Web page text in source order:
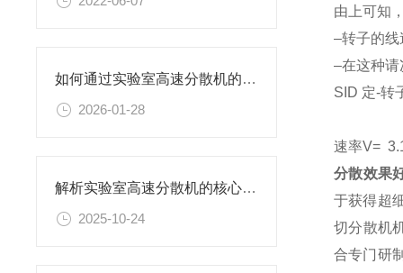
如何通过实验室高速分散机的工艺参数优化提升产品分散细度与稳定性
2026-01-28
解析实验室高速分散机的核心构造及原理
2025-10-24
由上可知
–转子的
–在这种
SID 定-转
速率V=
分散效果
于获得超
切分散机
合专门研